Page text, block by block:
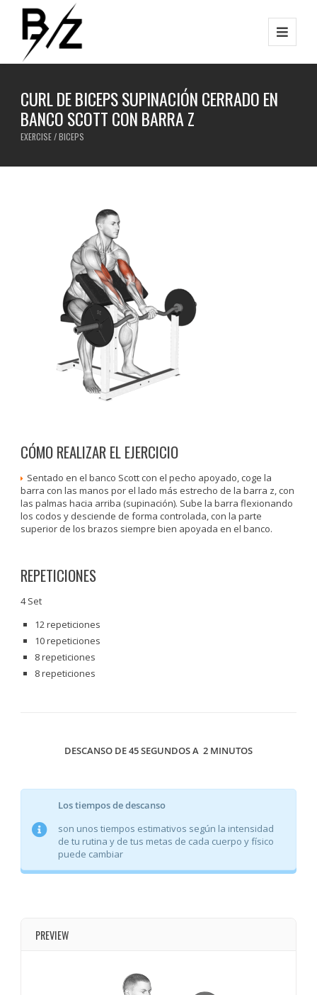
CURL DE BICEPS SUPINACIÓN CERRADO EN
BANCO SCOTT CON BARRA Z
EXERCISE / BICEPS
CÓMO REALIZAR EL EJERCICIO
Sentado en el banco Scott con el pecho apoyado, coge la
barra con las manos por el lado más estrecho de la barra z, con
las palmas hacia arriba (supinación). Sube la barra flexionando
los codos y desciende de forma controlada, con la parte
superior de los brazos siempre bien apoyada en el banco.
REPETICIONES
4 Set
12 repeticiones
10 repeticiones
8 repeticiones
8 repeticiones
DESCANSO DE 45 SEGUNDOS A 2 MINUTOS
Los tiempos de descanso
son unos tiempos estimativos según la intensidad
de tu rutina y de tus metas de cada cuerpo y físico
puede cambiar
PREVIEW